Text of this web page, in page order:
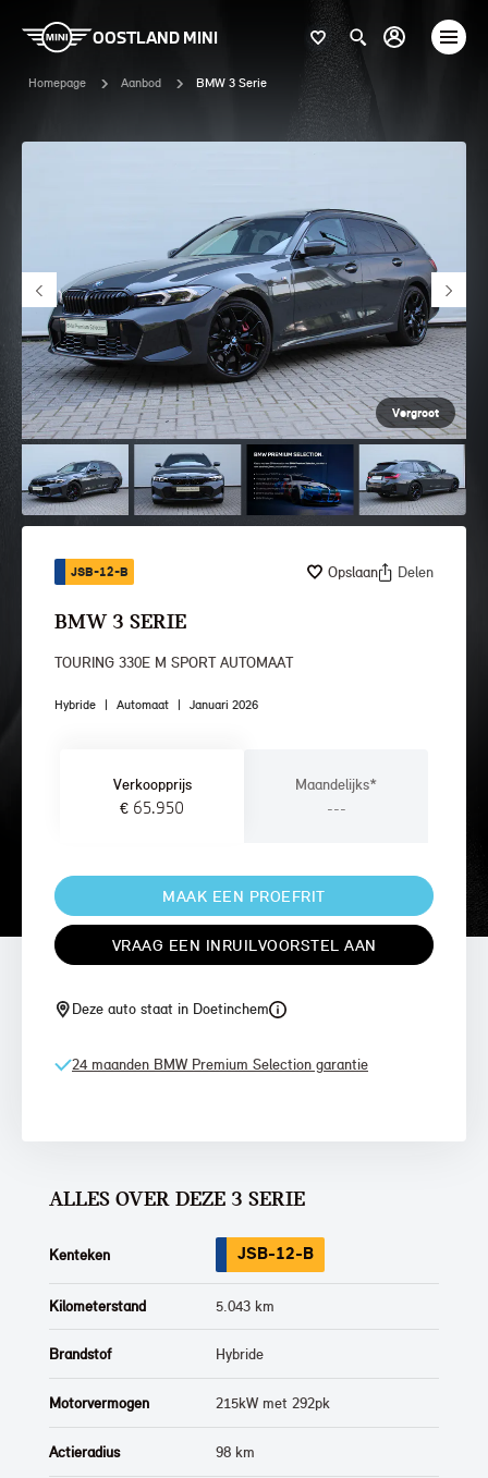
OOSTLAND MINI
Homepage Aanbod BMW 3 Serie
Vergroot
JSB-12-B Opslaan Delen
BMW 3 SERIE
TOURING 330E M SPORT AUTOMAAT
Hybride | Automaat | Januari 2026
Verkoopprijs
€ 65.950
Maandelijks*
---
MAAK EEN PROEFRIT
VRAAG EEN INRUILVOORSTEL AAN
Deze auto staat in Doetinchem
24 maanden BMW Premium Selection garantie
ALLES OVER DEZE 3 SERIE
Kenteken JSB-12-B
Kilometerstand 5.043 km
Brandstof Hybride
Motorvermogen 215kW met 292pk
Actieradius 98 km